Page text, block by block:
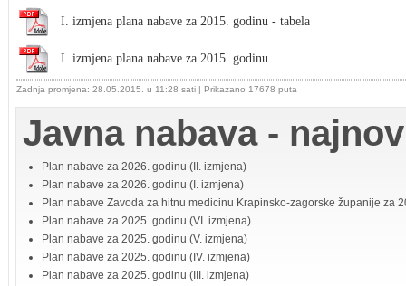
I. izmjena plana nabave za 2015. godinu - tabela
I. izmjena plana nabave za 2015. godinu
Zadnja promjena: 28.05.2015. u 11:28 sati | Prikazano 17678 puta
Javna nabava -
Plan nabave za 2026. godinu (II. izmjena)
Plan nabave za 2026. godinu (I. izmjena)
Plan nabave Zavoda za hitnu medicinu Krapinsko-zagorske županije za
Plan nabave za 2025. godinu (VI. izmjena)
Plan nabave za 2025. godinu (V. izmjena)
Plan nabave za 2025. godinu (IV. izmjena)
Plan nabave za 2025. godinu (III. izmjena)